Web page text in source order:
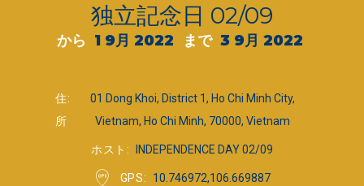
独立記念日 02/09
から 1 9月 2022 まで 3 9月 2022
住
所
01 Dong Khoi, District 1, Ho Chi Minh City,
Vietnam, Ho Chi Minh, 70000, Vietnam
ホスト INDEPENDENCE DAY 02/09
GPS 10.746972,106.669887